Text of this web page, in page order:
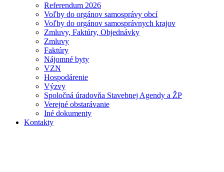
Referendum 2026
Voľby do orgánov samosprávy obcí
Voľby do orgánov samosprávnych krajov
Zmluvy, Faktúry, Objednávky
Zmluvy
Faktúry
Nájomné byty
VZN
Hospodárenie
Výzvy
Spoločná úradovňa Stavebnej Agendy a ŽP
Verejné obstarávanie
Iné dokumenty
Kontakty